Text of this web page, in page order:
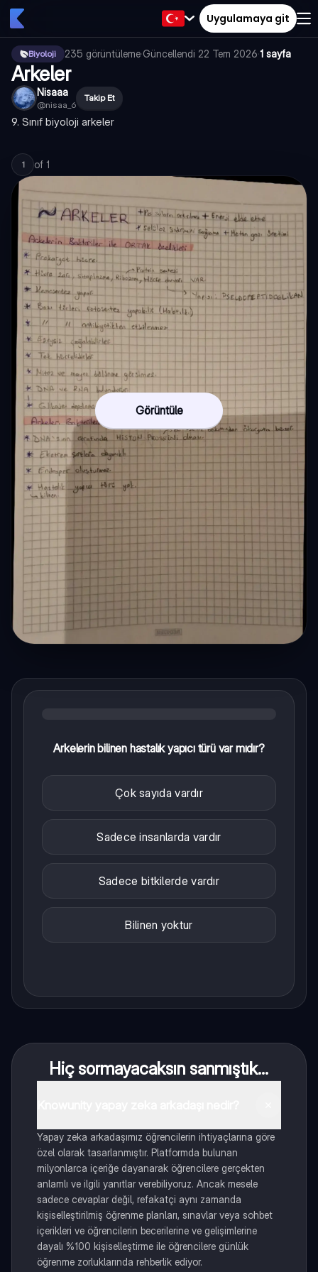
Uygulamaya git
Biyoloji 235 görüntüleme·Güncellendi 22 Tem 2026·1 sayfa
Arkeler
Nisaaa
@nisaa_6
Takip Et
9. Sınıf biyoloji arkeler
1 of 1
Görüntüle
Arkelerin bilinen hastalık yapıcı türü var mıdır?
Çok sayıda vardır
Sadece insanlarda vardır
Sadece bitkilerde vardır
Bilinen yoktur
Hiç sormayacaksın sanmıştık...
Yapay zeka arkadaşımız öğrencilerin ihtiyaçlarına göre
özel olarak tasarlanmıştır. Platformda bulunan
milyonlarca içeriğe dayanarak öğrencilere gerçekten
anlamlı ve ilgili yanıtlar verebiliyoruz. Ancak mesele
sadece cevaplar değil, refakatçi aynı zamanda
kişiselleştirilmiş öğrenme planları, sınavlar veya sohbet
içerikleri ve öğrencilerin becerilerine ve gelişimlerine
dayalı %100 kişiselleştirme ile öğrencilere günlük
öğrenme zorluklarında rehberlik ediyor.